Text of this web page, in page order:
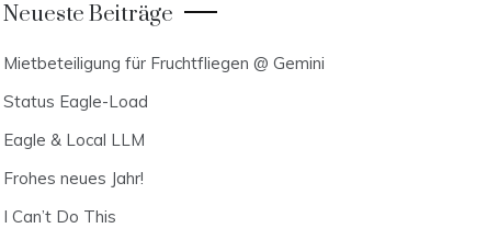
Neueste Beiträge
Mietbeteiligung für Fruchtfliegen @ Gemini
Status Eagle-Load
Eagle & Local LLM
Frohes neues Jahr!
I Can’t Do This